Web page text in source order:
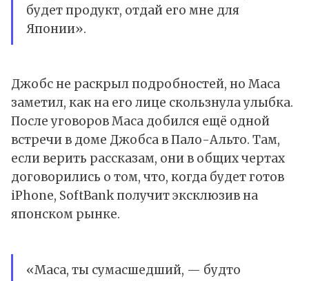
будет продукт, отдай его мне для
Японии».
Джобс не раскрыл подробностей, но Маса
заметил, как на его лице скользнула улыбка.
После уговоров Маса добился ещё одной
встречи в доме Джобса в Пало-Альто. Там,
если верить рассказам, они в общих чертах
договорились о том, что, когда будет готов
iPhone, SoftBank получит эксклюзив на
японском рынке.
«Маса, ты сумасшедший, — будто